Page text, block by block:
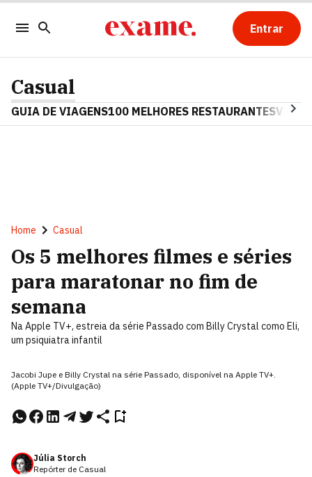
Entrar
Casual
GUIA DE VIAGENS100 MELHORES RESTAURANTES
Home Casual
Os 5 melhores filmes e séries
para maratonar no fim de
semana
Na Apple TV+, estreia da série Passado com Billy Crystal como Eli,
um psiquiatra infantil
Jacobi Jupe e Billy Crystal na série Passado, disponível na Apple TV+.
(Apple TV+/Divulgação)
Júlia Storch
Repórter de Casual